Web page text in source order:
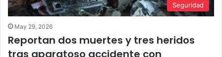
Seguridad
May 29, 2026
Reportan dos muertes y tres heridos
tras aparatoso accidente con